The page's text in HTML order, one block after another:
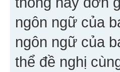
ngôn ngữ của
ngôn ngữ của
thể đề nghị